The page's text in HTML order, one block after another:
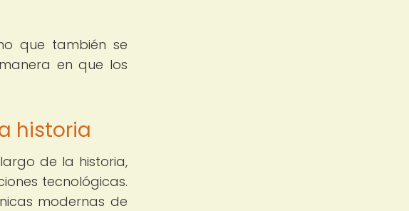
que también se
en que los
historia
de la historia,
tecnológicas.
modernas de